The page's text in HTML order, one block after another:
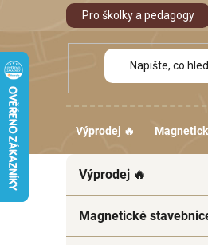
Pro školky a pedagogy
Výprodej 🔥
kategorie
t
g
Výprodej 🔥
Magnetické